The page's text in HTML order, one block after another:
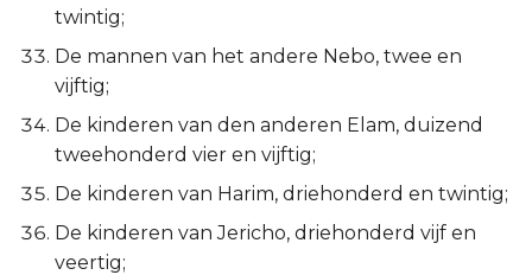
twintig;
De mannen van het andere Nebo, twee en
vijftig;
De kinderen van den anderen Elam, duizend
tweehonderd vier en vijftig;
De kinderen van Harim, driehonderd en twintig;
De kinderen van Jericho, driehonderd vijf en
veertig;